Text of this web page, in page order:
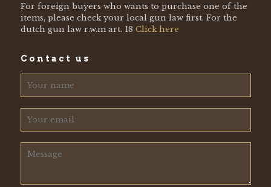
For foreign buyers who wants to purchase one of the
items, please check your local gun law first. For the
dutch gun law r.w.m art. 18 Click here
Contact us